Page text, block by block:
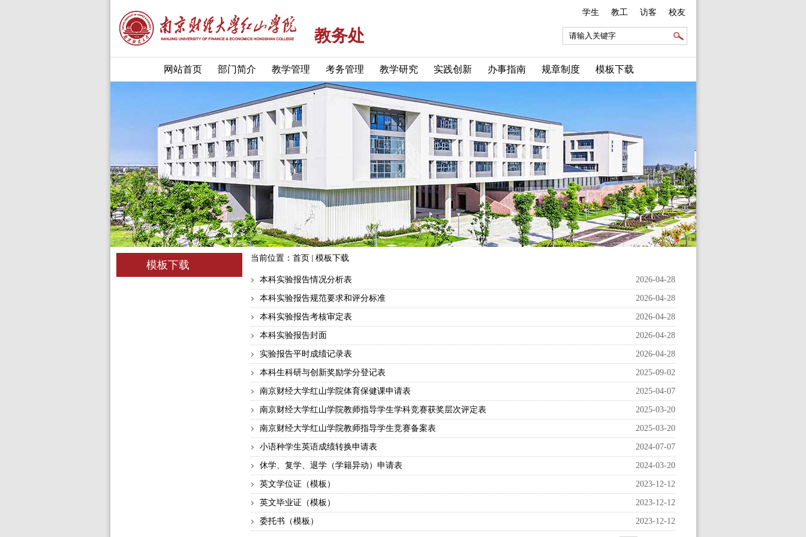
教务处
学生 教工 访客 校友
网站首页 部门简介 教学管理 考务管理 教学研究 实践创新 办事指南 规章制度 模板下载
模板下载
当前位置： 首页 模板下载
本科实验报告情况分析表 2026-04-28
本科实验报告规范要求和评分标准 2026-04-28
本科实验报告考核审定表 2026-04-28
本科实验报告封面 2026-04-28
实验报告平时成绩记录表 2026-04-28
本科生科研与创新奖励学分登记表 2025-09-02
南京财经大学红山学院体育保健课申请表 2025-04-07
南京财经大学红山学院教师指导学生学科竞赛获奖层次评定表 2025-03-20
南京财经大学红山学院教师指导学生竞赛备案表 2025-03-20
小语种学生英语成绩转换申请表 2024-07-07
休学、复学、退学（学籍异动）申请表 2024-03-20
英文学位证（模板） 2023-12-12
英文毕业证（模板） 2023-12-12
委托书（模板） 2023-12-12